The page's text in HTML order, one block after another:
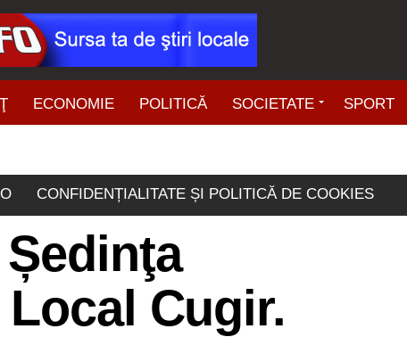
ECONOMIE POLITICĂ SOCIETATE SPORT
CONFIDENȚIALITATE ȘI POLITICĂ DE COOKIES
Cugir.